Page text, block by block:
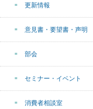
更新情報
意見書・要望書・声明
部会
セミナー・イベント
消費者相談室